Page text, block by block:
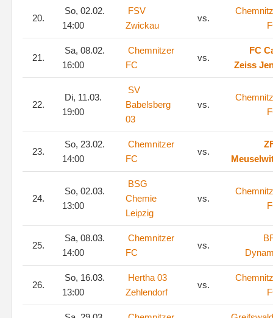
20.
So, 02.02.
14:00
FSV
Zwickau
vs.
21.
Sa, 08.02.
16:00
Chemnitzer
FC
vs.
FC
Zeiss
22.
Di, 11.03.
19:00
SV
Babelsberg
03
vs.
23.
So, 23.02.
14:00
Chemnitzer
FC
vs.
24.
So, 02.03.
13:00
BSG
Chemie
Leipzig
vs.
25.
Sa, 08.03.
14:00
Chemnitzer
FC
vs.
26.
So, 16.03.
13:00
Hertha 03
Zehlendorf
vs.